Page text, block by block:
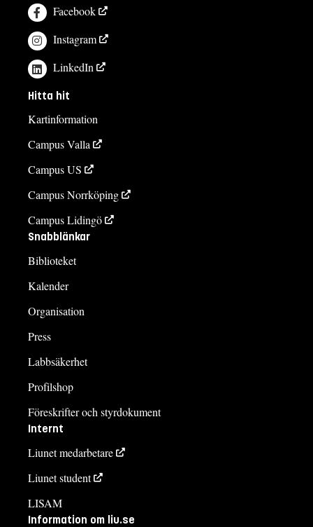
Facebook
Instagram
LinkedIn
Hitta hit
Kartinformation
Campus Valla
Campus US
Campus Norrköping
Campus Lidingö
Snabblänkar
Biblioteket
Kalender
Organisation
Press
Labbsäkerhet
Profilshop
Föreskrifter och styrdokument
Internt
Liunet medarbetare
Liunet student
LISAM
Information om liu.se